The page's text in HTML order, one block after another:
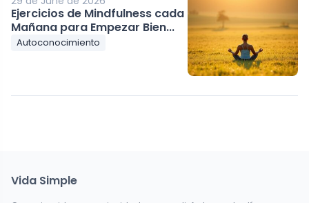
Ejercicios de Mindfulness cada
Mañana para Empezar Bien...
Autoconocimiento
Vida Simple